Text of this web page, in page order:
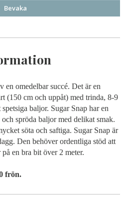
Bevaka
en omedelbar succé. Det är en
(150 cm och uppåt) med trinda, 8-9
baljor. Sugar Snap har en
spröda baljor med delikat smak.
söta och saftiga. Sugar Snap är
Den behöver ordentliga stöd att
en bra bit över 2 meter.
frön.